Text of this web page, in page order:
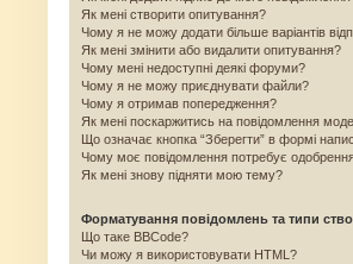
Як мені створити опитування?
Чому я не можу додати більше варіантів
Як мені змінити або видалити опитування?
Чому мені недоступні деякі форуми?
Чому я не можу приєднувати файли?
Чому я отримав попередження?
Як мені поскаржитись на повідомлення
Що означає кнопка “Зберегти” в формі
Чому моє повідомлення потребує
Як мені знову підняти мою тему?
Форматування повідомлень та типи
Що таке BBCode?
Чи можу я використовувати HTML?